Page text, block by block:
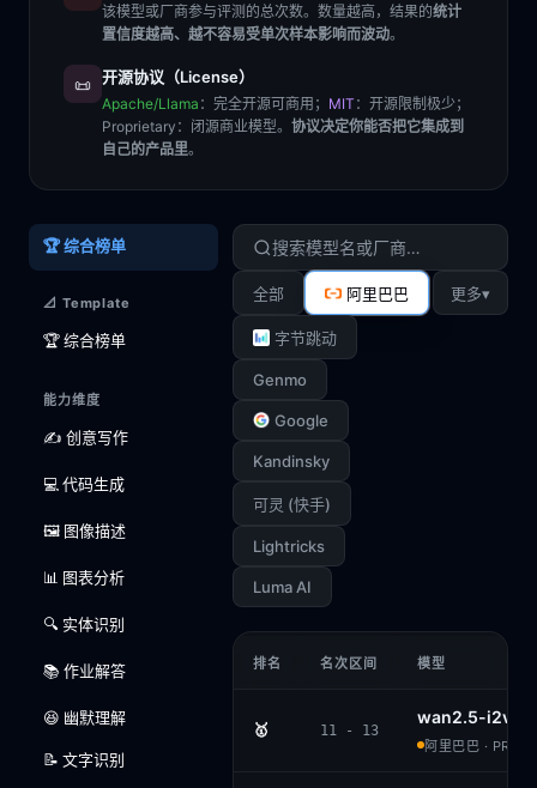
该模型或厂商参与评测的总次数。数量越高，结果的统计
置信度越高、越不容易受单次样本影响而波动。
📜 开源协议（License）
Apache/Llama ：完全开源可商用； MIT ：开源限制极少；
Proprietary ：闭源商业模型。 协议决定你能否把它集成到
自己的产品里。
🏆 综合榜单
📐 Template
🏆 综合榜单
能力维度
✍️ 创意写作
💻 代码生成
🖼️ 图像描述
📊 图表分析
🔍 实体识别
📚 作业解答
😆 幽默理解
📝 文字识别
全部 阿里巴巴
字节跳动
Genmo
Google
Kandinsky
可灵 (快手)
Lightricks
Luma AI
更多▾
排名 名次区间 模型
🥇 11 - 13
wan2.5-i2v-
阿里巴巴 ·